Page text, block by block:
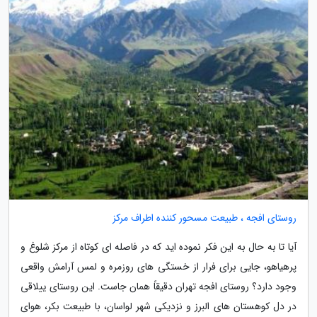
روستای افجه ، طبیعت مسحور کننده اطراف مرکز
آیا تا به حال به این فکر نموده اید که در فاصله ای کوتاه از مرکز شلوغ و
پرهیاهو، جایی برای فرار از خستگی های روزمره و لمس آرامش واقعی
وجود دارد؟ روستای افجه تهران دقیقاً همان جاست. این روستای ییلاقی
در دل کوهستان های البرز و نزدیکی شهر لواسان، با طبیعت بکر، هوای